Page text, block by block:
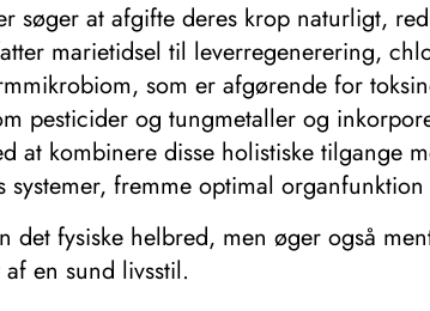
søger at afgifte deres krop naturligt,
marietidsel til leverregenerering,
som er afgørende for
pesticider og tungmetaller og
kombinere disse holistiske tilgange
fremme optimal
fysiske helbred, men øger også
en sund livsstil.